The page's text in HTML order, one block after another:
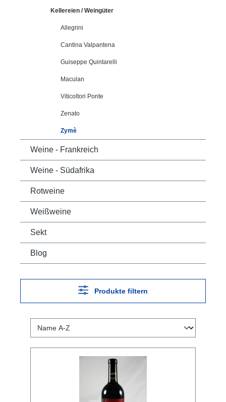
Kellereien / Weingüter
Allegrini
Cantina Valpantena
Guiseppe Quintarelli
Maculan
Viticoltori Ponte
Zenato
Zymè
Weine - Frankreich
Weine - Südafrika
Rotweine
Weißweine
Sekt
Blog
Produkte filtern